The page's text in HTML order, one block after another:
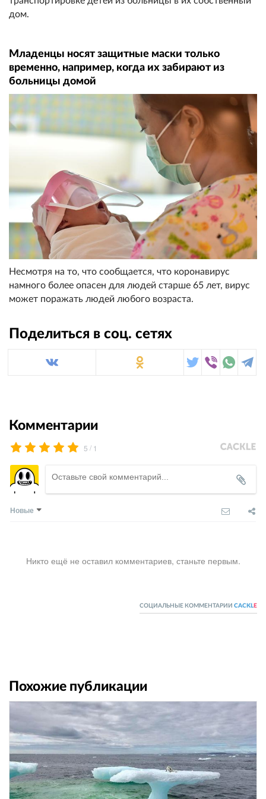
дом.
Младенцы носят защитные маски только
временно, например, когда их забирают из
больницы домой
Несмотря на то, что сообщается, что коронавирус
намного более опасен для людей старше 65 лет, вирус
может поражать людей любого возраста.
Поделиться в соц. сетях
Комментарии
5 / 1
Новые
Никто ещё не оставил комментариев, станьте первым.
СОЦИАЛЬНЫЕ КОММЕНТАРИИ CACKL E
Похожие публикации